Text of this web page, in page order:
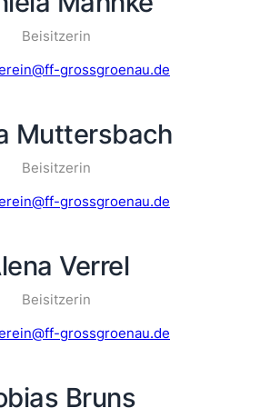
Beisitzerin
grossgroenau.de
Muttersbach
Beisitzerin
grossgroenau.de
Verrel
Beisitzerin
grossgroenau.de
Bruns